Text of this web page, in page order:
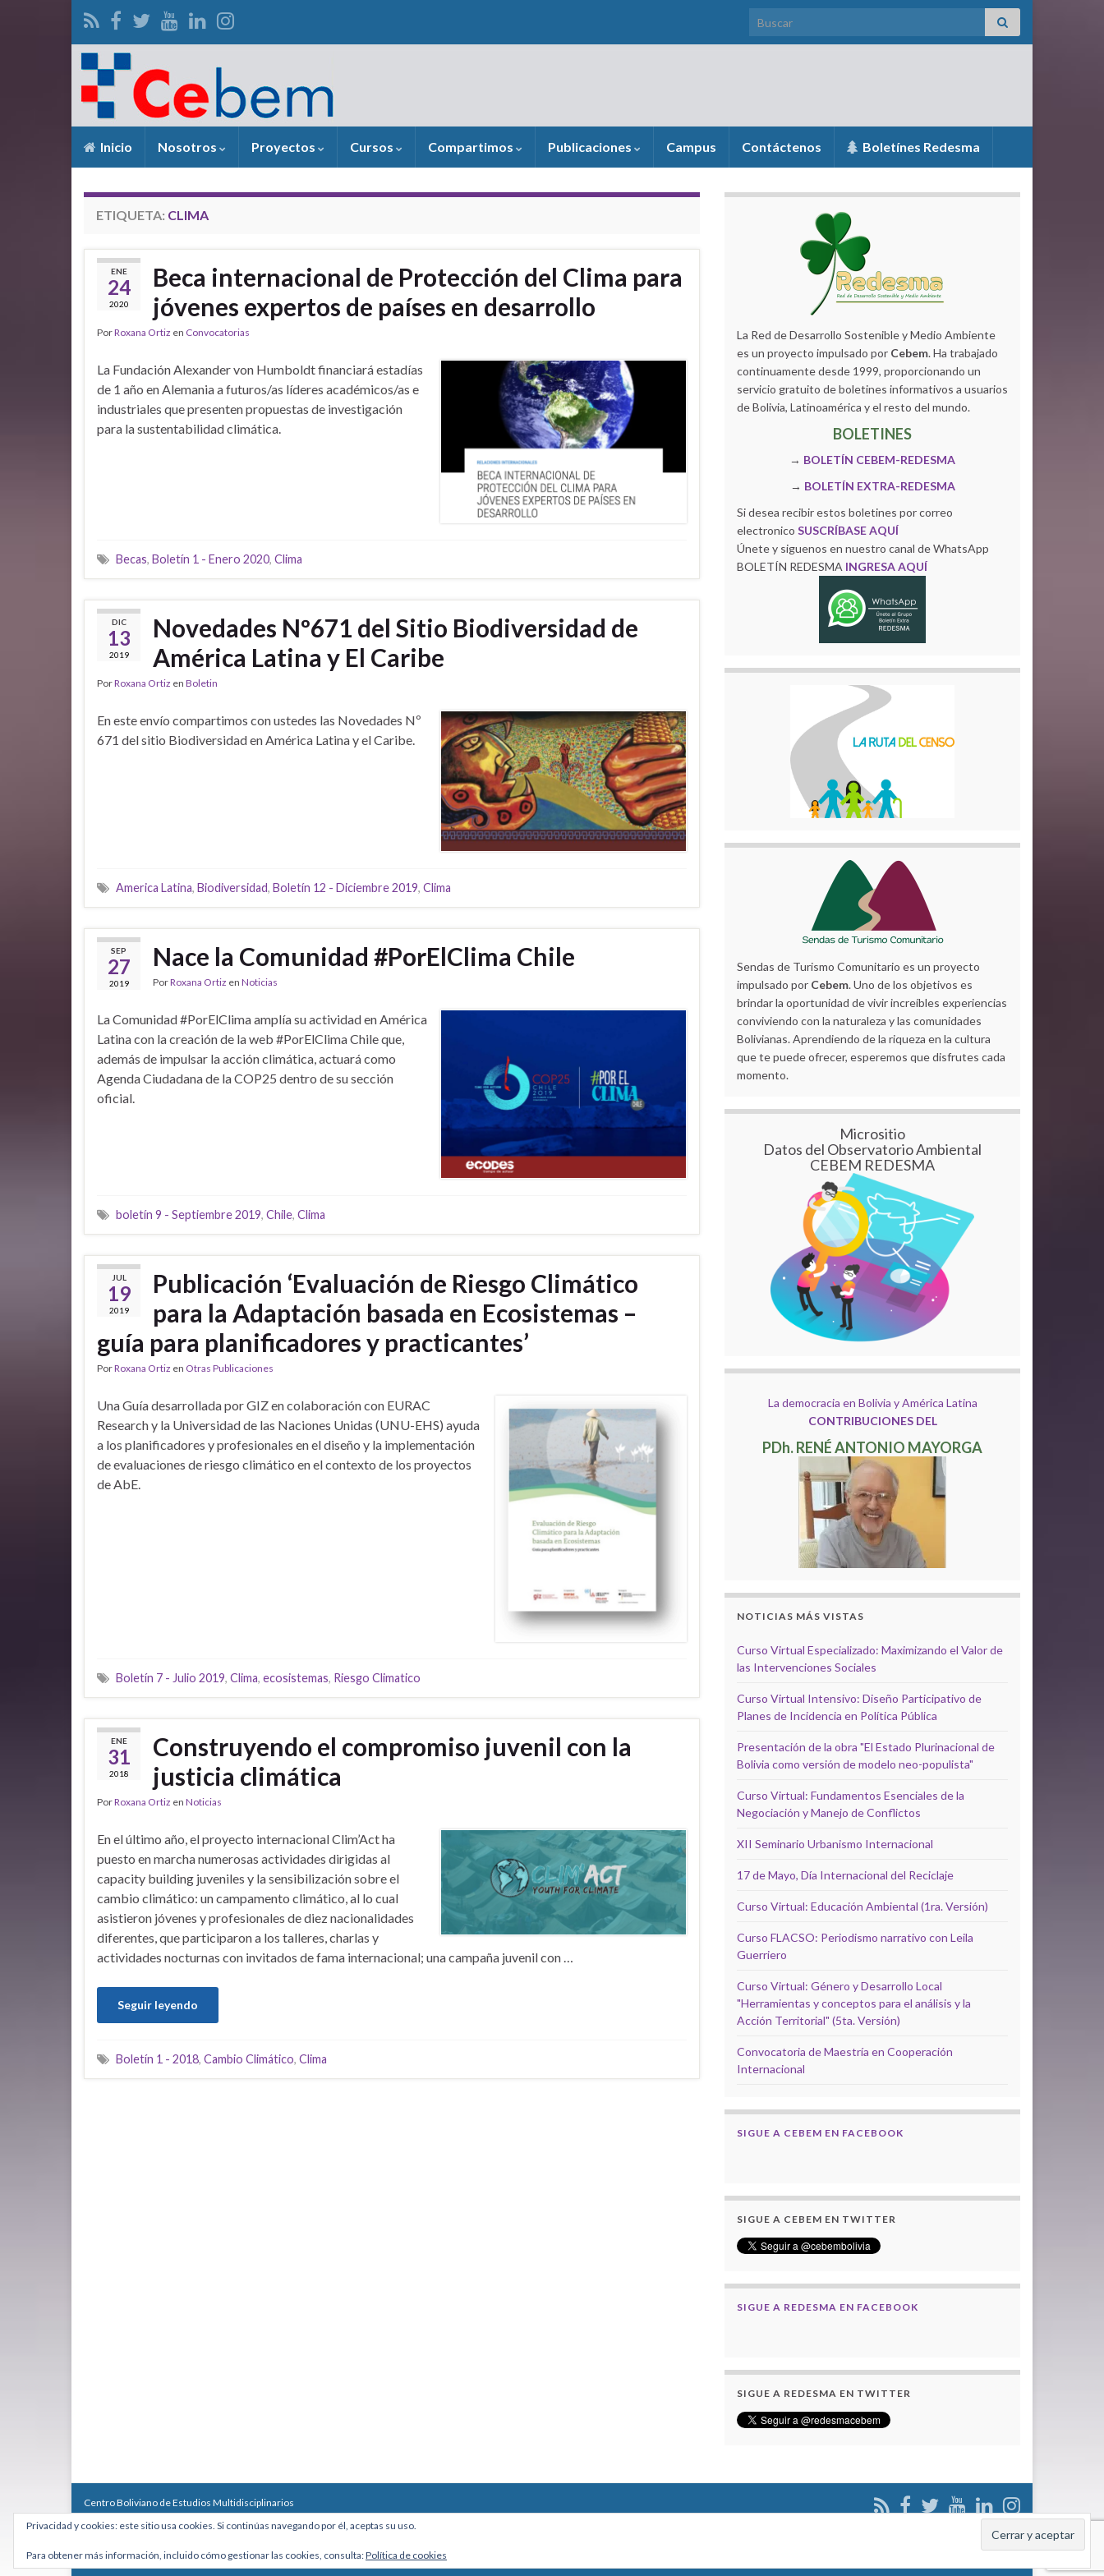
Search for:
Inicio Nosotros Proyectos Cursos Compartimos Publicaciones Campus Contáctenos Boletínes Redesma
ETIQUETA: CLIMA
ENE
24
2020
Beca internacional de Protección del Clima para
jóvenes expertos de países en desarrollo
PorRoxana Ortiz en Convocatorias
La Fundación Alexander von Humboldt financiará estadías
de 1 año en Alemania a futuros/as líderes académicos/as e
industriales que presenten propuestas de investigación
para la sustentabilidad climática.
Becas, Boletín 1 - Enero 2020, Clima
DIC
13
2019
Novedades Nº671 del Sitio Biodiversidad de
América Latina y El Caribe
PorRoxana Ortiz en Boletin
En este envío compartimos con ustedes las Novedades Nº
671 del sitio Biodiversidad en América Latina y el Caribe.
America Latina, Biodiversidad, Boletín 12 - Diciembre 2019, Clima
SEP
27
2019
Nace la Comunidad #PorElClima Chile
PorRoxana Ortiz en Noticias
La Comunidad #PorElClima amplía su actividad en América
Latina con la creación de la web #PorElClima Chile que,
además de impulsar la acción climática, actuará como
Agenda Ciudadana de la COP25 dentro de su sección
oficial.
boletín 9 - Septiembre 2019, Chile, Clima
JUL
19
2019
Publicación ‘Evaluación de Riesgo Climático
para la Adaptación basada en Ecosistemas –
guía para planificadores y practicantes’
PorRoxana Ortiz en Otras Publicaciones
Una Guía desarrollada por GIZ en colaboración con EURAC
Research y la Universidad de las Naciones Unidas (UNU-EHS) ayuda
a los planificadores y profesionales en el diseño y la implementación
de evaluaciones de riesgo climático en el contexto de los proyectos
de AbE.
Boletín 7 - Julio 2019, Clima, ecosistemas, Riesgo Climatico
ENE
31
2018
Construyendo el compromiso juvenil con la
justicia climática
PorRoxana Ortiz en Noticias
En el último año, el proyecto internacional Clim’Act ha
puesto en marcha numerosas actividades dirigidas al
capacity building juveniles y la sensibilización sobre el
cambio climático: un campamento climático, al lo cual
asistieron jóvenes y profesionales de diez nacionalidades
diferentes, que participaron a los talleres, charlas y
actividades nocturnas con invitados de fama internacional; una campaña juvenil con …
Seguir leyendo
Boletín 1 - 2018, Cambio Climático, Clima
La Red de Desarrollo Sostenible y Medio Ambiente
es un proyecto impulsado por Cebem. Ha trabajado
continuamente desde 1999, proporcionando un
servicio gratuito de boletines informativos a usuarios
de Bolivia, Latinoamérica y el resto del mundo.
BOLETINES
→ BOLETÍN CEBEM-REDESMA
→ BOLETÍN EXTRA-REDESMA
Si desea recibir estos boletines por correo
electronico SUSCRÍBASE AQUÍ
Únete y siguenos en nuestro canal de WhatsApp
BOLETÍN REDESMA INGRESA AQUÍ
Sendas de Turismo Comunitario es un proyecto
impulsado por Cebem. Uno de los objetivos es
brindar la oportunidad de vivir increíbles experiencias
conviviendo con la naturaleza y las comunidades
Bolivianas. Aprendiendo de la riqueza en la cultura
que te puede ofrecer, esperemos que disfrutes cada
momento.
Micrositio
Datos del Observatorio Ambiental
CEBEM REDESMA
La democracia en Bolivia y América Latina
CONTRIBUCIONES DEL
PDh. RENÉ ANTONIO MAYORGA
NOTICIAS MÁS VISTAS
Curso Virtual Especializado: Maximizando el Valor de
las Intervenciones Sociales
Curso Virtual Intensivo: Diseño Participativo de
Planes de Incidencia en Política Pública
Presentación de la obra "El Estado Plurinacional de
Bolivia como versión de modelo neo-populista"
Curso Virtual: Fundamentos Esenciales de la
Negociación y Manejo de Conflictos
XII Seminario Urbanismo Internacional
17 de Mayo, Día Internacional del Reciclaje
Curso Virtual: Educación Ambiental (1ra. Versión)
Curso FLACSO: Periodismo narrativo con Leila
Guerriero
Curso Virtual: Género y Desarrollo Local
"Herramientas y conceptos para el análisis y la
Acción Territorial" (5ta. Versión)
Convocatoria de Maestría en Cooperación
Internacional
SIGUE A CEBEM EN FACEBOOK
SIGUE A CEBEM EN TWITTER
SIGUE A REDESMA EN FACEBOOK
SIGUE A REDESMA EN TWITTER
Centro Boliviano de Estudios Multidisciplinarios
Calle Macario Pinilla # 2588 esq. Av. Arce, Edificio Arcadia, Mezzanine, Of. 101 - La Paz, Bolivia
Teléfono: +591 2431818 - Celular: +591 73027636
Hecho con
por Graphene Themes.
Privacidad y cookies: este sitio usa cookies. Si continúas navegando por él, aceptas su uso.
Para obtener más información, incluido cómo gestionar las cookies, consulta:Política de cookies